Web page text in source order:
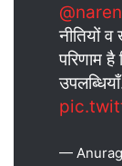
नीतियों
परिणाम
—